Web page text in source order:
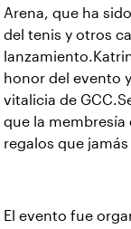
Arena, que ha
del tenis y otros
honor del evento
vitalicia de
que la membresía
regalos que
El evento fue